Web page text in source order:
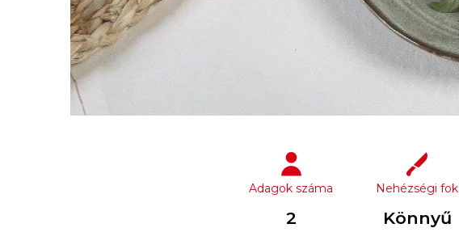
Adagok száma
2
Nehézségi fok
Könnyű